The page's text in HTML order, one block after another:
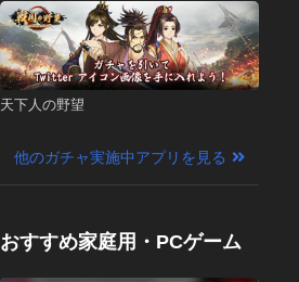
天下人の野望
他のガチャ実施中アプリを見る
おすすめ家庭用・PCゲーム